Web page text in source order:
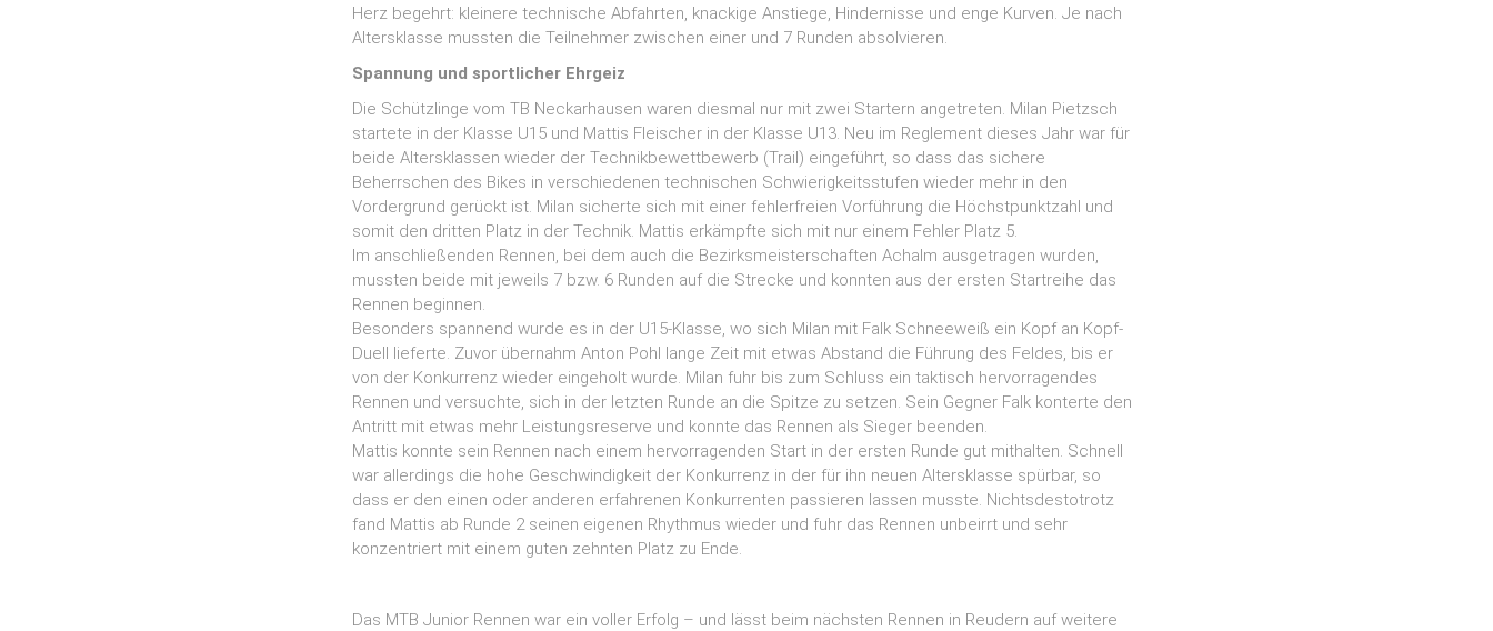
Herz begehrt: kleinere technische Abfahrten, knackige Anstiege, Hindernisse und enge Kurven. Je nach
Altersklasse mussten die Teilnehmer zwischen einer und 7 Runden absolvieren.
Spannung und sportlicher Ehrgeiz
Die Schützlinge vom TB Neckarhausen waren diesmal nur mit zwei Startern angetreten. Milan Pietzsch
startete in der Klasse U15 und Mattis Fleischer in der Klasse U13. Neu im Reglement dieses Jahr war für
beide Altersklassen wieder der Technikbewettbewerb (Trail) eingeführt, so dass das sichere
Beherrschen des Bikes in verschiedenen technischen Schwierigkeitsstufen wieder mehr in den
Vordergrund gerückt ist. Milan sicherte sich mit einer fehlerfreien Vorführung die Höchstpunktzahl und
somit den dritten Platz in der Technik. Mattis erkämpfte sich mit nur einem Fehler Platz 5.
Im anschließenden Rennen, bei dem auch die Bezirksmeisterschaften Achalm ausgetragen wurden,
mussten beide mit jeweils 7 bzw. 6 Runden auf die Strecke und konnten aus der ersten Startreihe das
Rennen beginnen.
Besonders spannend wurde es in der U15-Klasse, wo sich Milan mit Falk Schneeweiß ein Kopf an Kopf-
Duell lieferte. Zuvor übernahm Anton Pohl lange Zeit mit etwas Abstand die Führung des Feldes, bis er
von der Konkurrenz wieder eingeholt wurde. Milan fuhr bis zum Schluss ein taktisch hervorragendes
Rennen und versuchte, sich in der letzten Runde an die Spitze zu setzen. Sein Gegner Falk konterte den
Antritt mit etwas mehr Leistungsreserve und konnte das Rennen als Sieger beenden.
Mattis konnte sein Rennen nach einem hervorragenden Start in der ersten Runde gut mithalten. Schnell
war allerdings die hohe Geschwindigkeit der Konkurrenz in der für ihn neuen Altersklasse spürbar, so
dass er den einen oder anderen erfahrenen Konkurrenten passieren lassen musste. Nichtsdestotrotz
fand Mattis ab Runde 2 seinen eigenen Rhythmus wieder und fuhr das Rennen unbeirrt und sehr
konzentriert mit einem guten zehnten Platz zu Ende.
Das MTB Junior Rennen war ein voller Erfolg – und lässt beim nächsten Rennen in Reudern auf weitere